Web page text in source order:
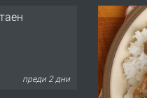
преди 2 дни